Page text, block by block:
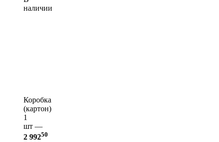
наличии
Коробка
(картон)
1
шт —
2 99250